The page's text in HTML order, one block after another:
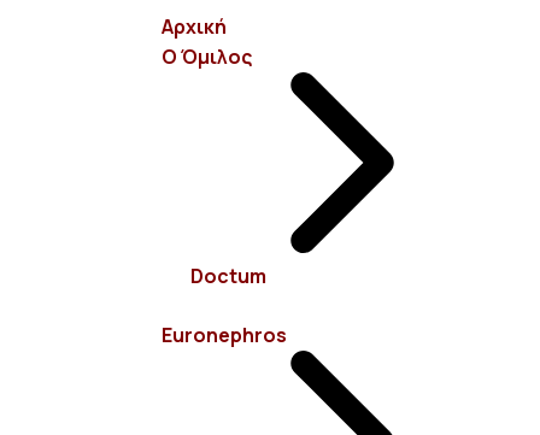
Αρχική
Ο Όμιλος
Doctum
Euronephros
Σεβαστουπόλεως 15, 11526 Αμπελόκηποι - Αθήνα